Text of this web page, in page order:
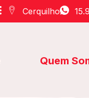
Cerquilho
Quem